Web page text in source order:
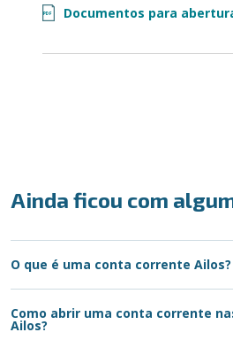
Documentos para
PDF
Ainda ficou com
O que é uma conta corrente Ailos?
Como abrir uma conta corrente
Ailos?